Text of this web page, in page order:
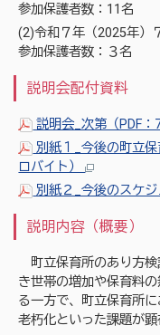
参加保護者数：11名
(2)令和７年（2025年）
参加保護者数：３名
説明会配付資料
説明会_次第（PDF
別紙１_今後の町立
ロバイト）
別紙２_今後のスケ
説明内容（概要）
町立保育所のあり方検
き世帯の増加や保育料
る一方で、町立保育所
老朽化といった課題が